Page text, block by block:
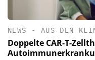
NEWS • AUS DEN
Doppelte CAR-T-